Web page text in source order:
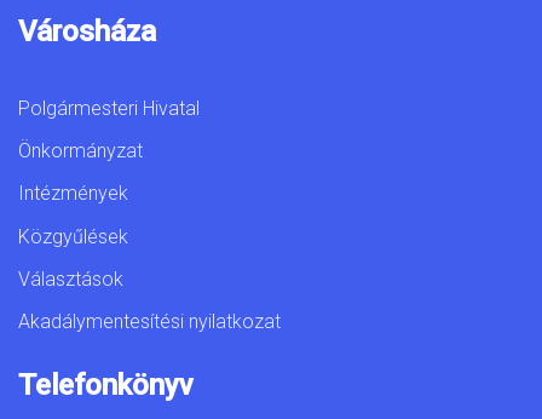
Városháza
Polgármesteri Hivatal
Önkormányzat
Intézmények
Közgyűlések
Választások
Akadálymentesítési nyilatkozat
Telefonkönyv